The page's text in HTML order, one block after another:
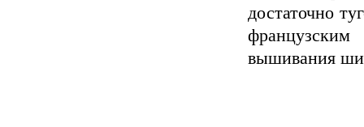
достаточно
вышивания